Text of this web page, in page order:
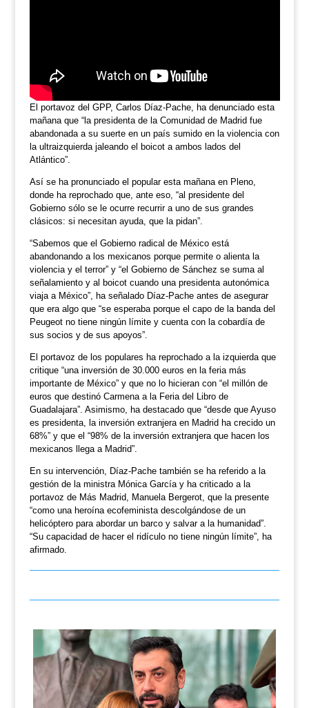
El portavoz del GPP, Carlos Díaz-Pache, ha denunciado esta
mañana que “la presidenta de la Comunidad de Madrid fue
abandonada a su suerte en un país sumido en la violencia con
la ultraizquierda jaleando el boicot a ambos lados del
Atlántico”.
Así se ha pronunciado el popular esta mañana en Pleno,
donde ha reprochado que, ante eso, “al presidente del
Gobierno sólo se le ocurre recurrir a uno de sus grandes
clásicos: si necesitan ayuda, que la pidan”.
“Sabemos que el Gobierno radical de México está
abandonando a los mexicanos porque permite o alienta la
violencia y el terror” y “el Gobierno de Sánchez se suma al
señalamiento y al boicot cuando una presidenta autonómica
viaja a México”, ha señalado Díaz-Pache antes de asegurar
que era algo que “se esperaba porque el capo de la banda del
Peugeot no tiene ningún límite y cuenta con la cobardía de
sus socios y de sus apoyos”.
El portavoz de los populares ha reprochado a la izquierda que
critique “una inversión de 30.000 euros en la feria más
importante de México” y que no lo hicieran con “el millón de
euros que destinó Carmena a la Feria del Libro de
Guadalajara”. Asimismo, ha destacado que “desde que Ayuso
es presidenta, la inversión extranjera en Madrid ha crecido un
68%” y que el “98% de la inversión extranjera que hacen los
mexicanos llega a Madrid”.
En su intervención, Díaz-Pache también se ha referido a la
gestión de la ministra Mónica García y ha criticado a la
portavoz de Más Madrid, Manuela Bergerot, que la presente
“como una heroína ecofeminista descolgándose de un
helicóptero para abordar un barco y salvar a la humanidad”.
“Su capacidad de hacer el ridículo no tiene ningún límite”, ha
afirmado.